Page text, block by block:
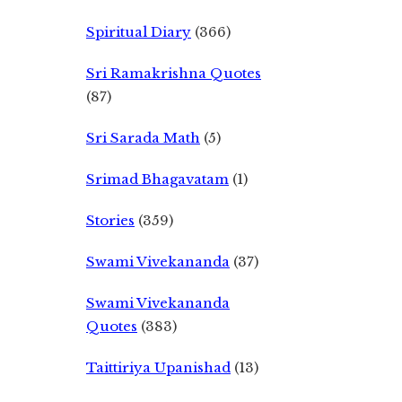
Spiritual Diary (366)
Sri Ramakrishna Quotes
(87)
Sri Sarada Math (5)
Srimad Bhagavatam (1)
Stories (359)
Swami Vivekananda (37)
Swami Vivekananda
Quotes (383)
Taittiriya Upanishad (13)